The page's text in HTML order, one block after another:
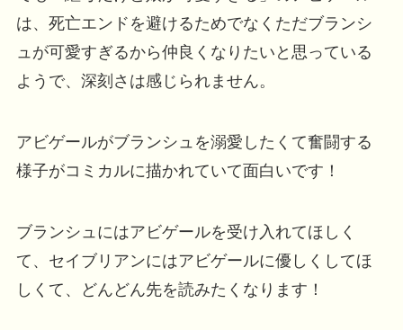
は、死亡エンドを避けるためでなくただブランシ
ュが可愛すぎるから仲良くなりたいと思っている
ようで、深刻さは感じられません。
アビゲールがブランシュを溺愛したくて奮闘する
様子がコミカルに描かれていて面白いです！
ブランシュにはアビゲールを受け入れてほしく
て、セイブリアンにはアビゲールに優しくしてほ
しくて、どんどん先を読みたくなります！